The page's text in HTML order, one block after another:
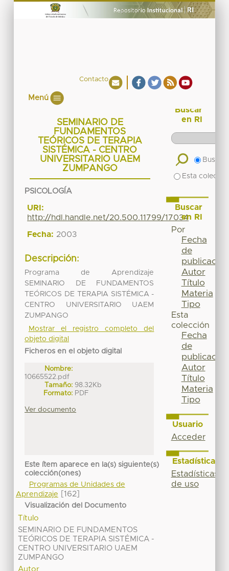
Contacto
Menú
SEMINARIO DE
FUNDAMENTOS
TEÓRICOS DE TERAPIA
SISTÉMICA - CENTRO
UNIVERSITARIO UAEM
ZUMPANGO
PSICOLOGÍA
URI:
http://hdl.handle.net/20.500.11799/17034
Fecha: 2003
Descripción:
Programa de Aprendizaje
SEMINARIO DE FUNDAMENTOS
TEÓRICOS DE TERAPIA SISTÉMICA -
CENTRO UNIVERSITARIO UAEM
ZUMPANGO
Mostrar el registro completo del
objeto digital
Ficheros en el objeto digital
Nombre:
10665522.pdf
Tamaño: 98.32Kb
Formato: PDF
Ver documento
Este ítem aparece en la(s) siguiente(s)
colección(ones)
Programas de Unidades de
Aprendizaje
[162]
Visualización del Documento
Título
SEMINARIO DE FUNDAMENTOS
TEÓRICOS DE TERAPIA SISTÉMICA -
CENTRO UNIVERSITARIO UAEM
ZUMPANGO
Autor
Buscar
en RI
Buscar
Esta
Buscar
en RI
Por
Fecha
de
publicación
Autor
Título
Materia
Tipo
Esta
colección
Fecha
de
publicación
Autor
Título
Materia
Tipo
Usuario
Acceder
Estadísticas
Estadísticas
de uso